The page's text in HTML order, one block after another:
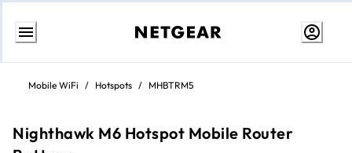
Passa
contenuto
Mobile WiFi / Hotspots / MHBTRM5
Nighthawk M6 Hotspot Mobile Router